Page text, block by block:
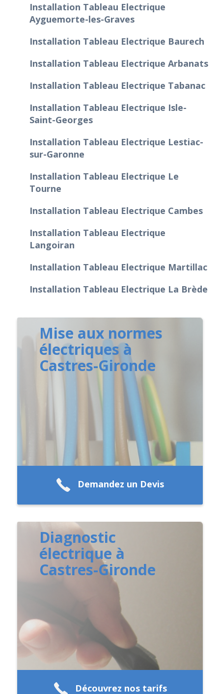
Installation Tableau Electrique
Ayguemorte-les-Graves
Installation Tableau Electrique Baurech
Installation Tableau Electrique Arbanats
Installation Tableau Electrique Tabanac
Installation Tableau Electrique Isle-
Saint-Georges
Installation Tableau Electrique Lestiac-
sur-Garonne
Installation Tableau Electrique Le
Tourne
Installation Tableau Electrique Cambes
Installation Tableau Electrique
Langoiran
Installation Tableau Electrique Martillac
Installation Tableau Electrique La Brède
Mise aux normes
électriques à
Castres-Gironde
Demandez un Devis
Diagnostic
électrique à
Castres-Gironde
Découvrez nos tarifs